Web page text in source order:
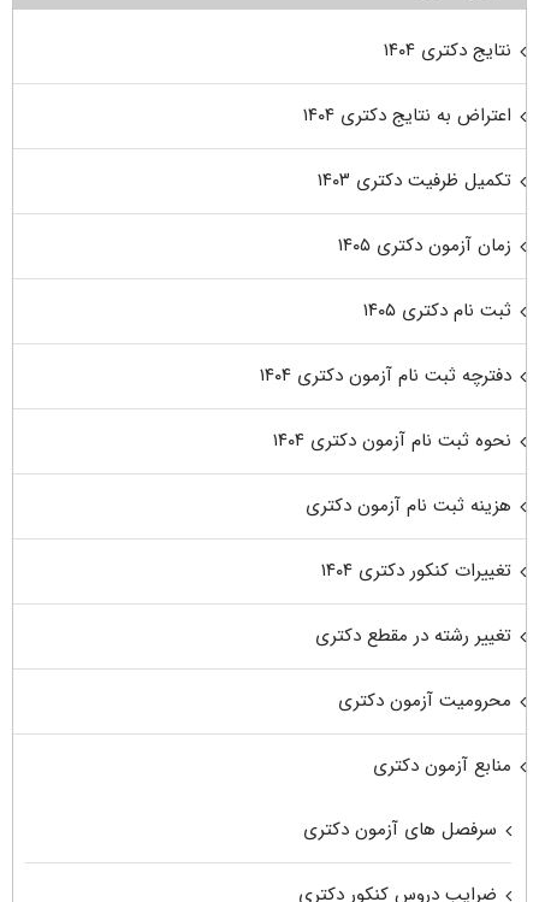
نتایج دکتری ۱۴۰۴
اعتراض به نتایج دکتری ۱۴۰۴
تکمیل ظرفیت دکتری ۱۴۰۳
زمان آزمون دکتری ۱۴۰۵
ثبت نام دکتری ۱۴۰۵
دفترچه ثبت نام آزمون دکتری ۱۴۰۴
نحوه ثبت نام آزمون دکتری ۱۴۰۴
هزینه ثبت نام آزمون دکتری
تغییرات کنکور دکتری ۱۴۰۴
تغییر رشته در مقطع دکتری
محرومیت آزمون دکتری
منابع آزمون دکتری
سرفصل های آزمون دکتری
ضرایب دروس کنکور دکتری